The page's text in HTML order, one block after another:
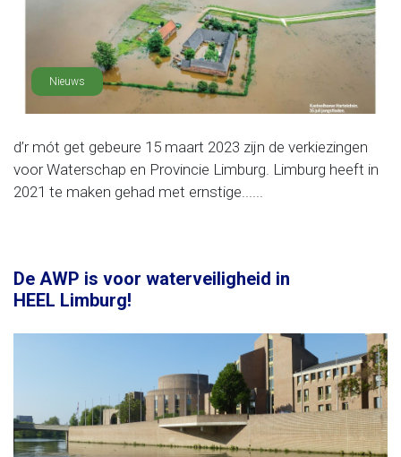
Nieuws
d’r mót get gebeure 15 maart 2023 zijn de verkiezingen
voor Waterschap en Provincie Limburg. Limburg heeft in
2021 te maken gehad met ernstige......
De AWP is voor waterveiligheid in
HEEL Limburg!